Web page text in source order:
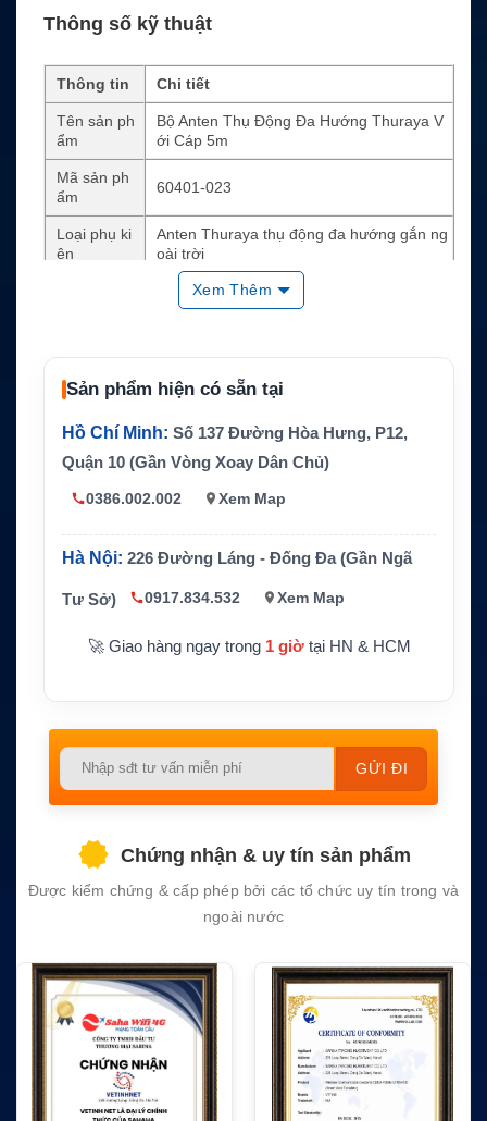
Thông số kỹ thuật
Thông tin Chi tiết
Tên sản ph
ẩm
Bộ Anten Thụ Động Đa Hướng Thuraya V
ới Cáp 5m
Mã sản ph
ẩm
60401-023
Loại phụ ki
ện
Anten Thuraya thụ động đa hướng gắn ng
oài trời
Thuraya X5-Touch, XT, XT-LITE, XT-PRO,
XT-PRO DUAL, SatSleeve, SatSleeve Hots
Tần số 1525–1660.5 MHz
Gain và trở
kháng
4 dBic, 50 ohm
Kiểu lắp
Gắn nam châm trên nóc xe hoặc bề mặt th
Kích thước
ợng
Đường kính 111mm, cao trên mái 36.5mm,
IP66, nhiệt độ hoạt động -40°C đến +70°C
Xem Thêm
Sản phẩm hiện có sẵn tại
Hồ Chí Minh: Số 137 Đường Hòa Hưng, P12,
Quận 10 (Gần Vòng Xoay Dân Chủ)
0386.002.002 Xem Map
Hà Nội: 226 Đường Láng - Đống Đa (Gần Ngã
Tư Sở) 0917.834.532 Xem Map
🚀 Giao hàng ngay trong 1 giờtại HN & HCM
Please
empty.
Chứng nhận & uy tín sản phẩm
Được kiểm chứng & cấp phép bởi các tổ chức uy tín trong và
ngoài nước